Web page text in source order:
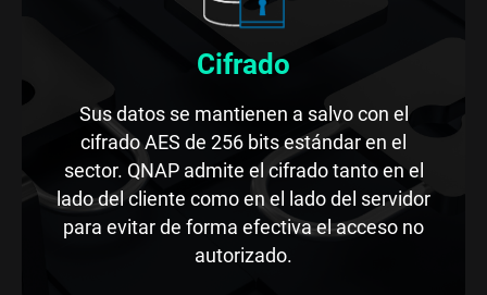
Cifrado
Sus datos se mantienen a salvo con el
cifrado AES de 256 bits estándar en el
sector. QNAP admite el cifrado tanto en el
lado del cliente como en el lado del servidor
para evitar de forma efectiva el acceso no
autorizado.